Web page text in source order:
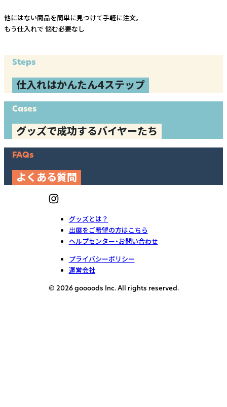
他にはない商品を簡単に見つけて手軽に注文。
もう仕入れで 悩む必要なし
Steps
仕入れはかんたん4ステップ
Cases
グッズで成功するバイヤーたち
FAQs
よくある質問
グッズとは？
出展をご希望の方はこちら
ヘルプセンター・お問い合わせ
プライバシーポリシー
運営会社
© 2026 goooods Inc. All rights reserved.